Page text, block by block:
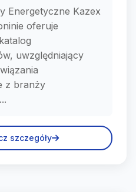
Energetyczne Kazex
oferuje
uwzględniający
z branży
szczegóły